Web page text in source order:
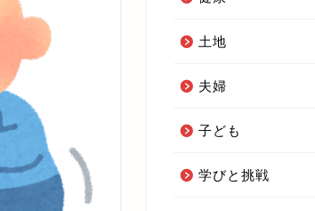
土地
夫婦
子ども
学びと挑戦